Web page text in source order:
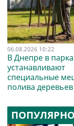
06.08.2026 10:22
В Днепре в
устанавливают
специальные
полива деревьев